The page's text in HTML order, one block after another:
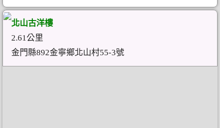
北山古洋樓
2.61公里
金門縣892金寧鄉北山村55-3號